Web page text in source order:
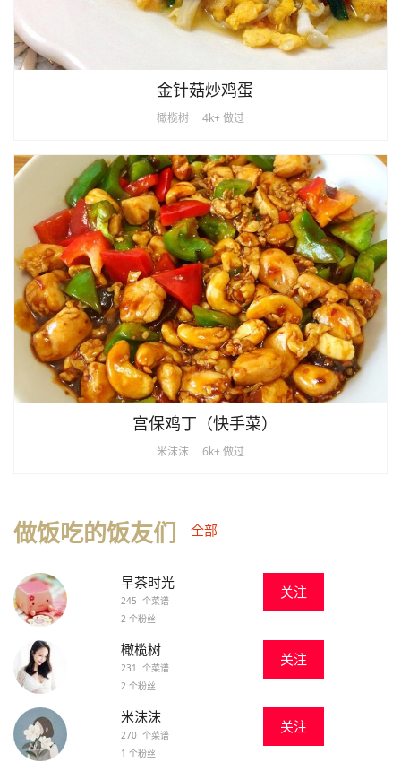
金针菇炒鸡蛋
橄榄树 4k+ 做过
宫保鸡丁（快手菜）
米沫沫 6k+ 做过
做饭吃的饭友们 全部
早茶时光
245 个菜谱
2 个粉丝
关注
橄榄树
231 个菜谱
2 个粉丝
关注
米沫沫
270 个菜谱
1 个粉丝
关注